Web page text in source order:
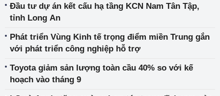
Đầu tư dự án kết cấu hạ tầng KCN Nam Tân Tập,
tỉnh Long An
Phát triển Vùng Kinh tế trọng điểm miền Trung gắn
với phát triển công nghiệp hỗ trợ
Toyota giảm sản lượng toàn cầu 40% so với kế
hoạch vào tháng 9